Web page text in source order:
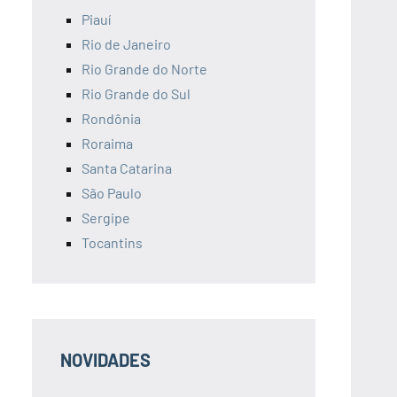
Piauí
Rio de Janeiro
Rio Grande do Norte
Rio Grande do Sul
Rondônia
Roraima
Santa Catarina
São Paulo
Sergipe
Tocantins
NOVIDADES